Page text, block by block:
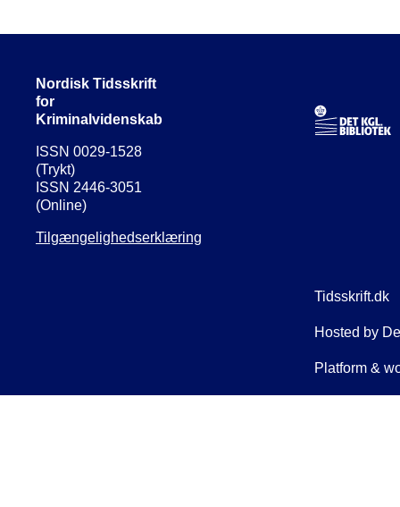
Nordisk Tidsskrift
for
Kriminalvidenskab
ISSN 0029-1528
(Trykt)
ISSN 2446-3051
(Online)
Tilgængelighedserklæring